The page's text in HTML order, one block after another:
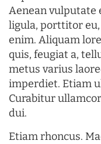
Aenean vulputate
ligula, porttitor eu,
enim. Aliquam
quis, feugiat a,
metus varius
imperdiet. Etiam
Curabitur
dui.
Etiam rhoncus.